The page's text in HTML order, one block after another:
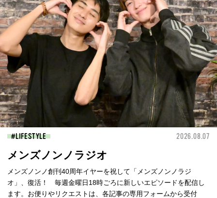
LIFESTYLE 2026.08.07
メンズノンノラジオ
メンズノンノ創刊40周年イヤーを祝して「メンズノンノラジ
オ」、復活！ 毎週金曜日18時ごろに新しいエピソードを配信し
ます。お便りやリクエストは、各記事の専用フォームから受付